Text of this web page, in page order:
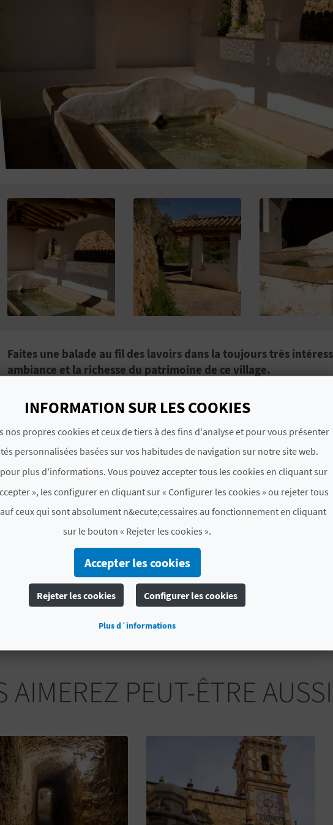
Faites une balade au fil des lavoirs dans la toujours très
ambiance et la richesse du patrimoine de ce village.
Los lavaderos públicos de Chelva, les lavoirs publics de ,
province deValencia, sont de véritables monuments en plein air
villes et villages.On construisait ces lavoirs publics avec leur
au long de l’année, en profitant des cours d’eau qui traversaient la
Populairement, les lavoirs publics ont toujours été deslieux de
en retrouverez 7 qui sont tous en très bon état : les lavoirs d’El
Arrabal, de la Peirería, d’El Querefil et d’El Embarany. Rien de
lavoirs publics de Chelva pour en savoir plus sur l’histoire de
del Agua, la route de l’eau.
Une fois là-bas, ne manquez pas non plus la superbe église de
Ángeles de Chelva et de faire une bellebalade dans les ruelles de
montagnes de Valencia que vous ne risquez pas d’oublier de sitôt !
AIMEREZ PEUT-ÊTRE AUSSI
INFORMATION SUR LES COOKIES
nos propres cookies et ceux de tiers à des fins d'analyse et pour vous présenter
personnalisées basées sur vos habitudes de navigation sur notre site web.
plus d'informations. Vous pouvez accepter tous les cookies en cliquant sur
», les configurer en cliquant sur « Configurer les cookies » ou rejeter tous
ceux qui sont absolument n&ecute;cessaires au fonctionnement en cliquant
sur le bouton « Rejeter les cookies ».
Accepter les cookies
Rejeter les cookies Configurer les cookies
Plus d´informations